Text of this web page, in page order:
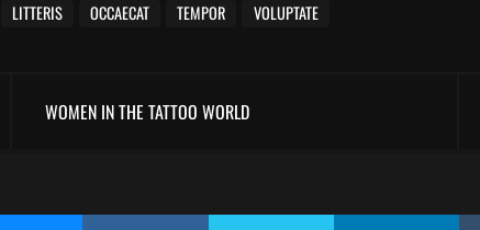
LITTERIS OCCAECAT TEMPOR VOLUPTATE
WOMEN IN THE TATTOO WORLD